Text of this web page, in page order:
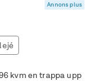
Annons plus
kvm en trappa upp